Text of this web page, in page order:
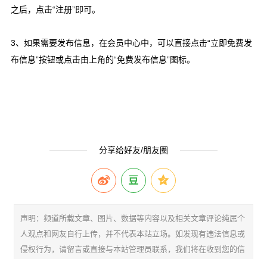
之后，点击“注册”即可。
3、如果需要发布信息，在会员中心中，可以直接点击“立即免费发
布信息”按钮或点击由上角的“免费发布信息”图标。
分享给好友/朋友圈
声明：频道所载文章、图片、数据等内容以及相关文章评论纯属个
人观点和网友自行上传，并不代表本站立场。如发现有违法信息或
侵权行为，请留言或直接与本站管理员联系，我们将在收到您的信